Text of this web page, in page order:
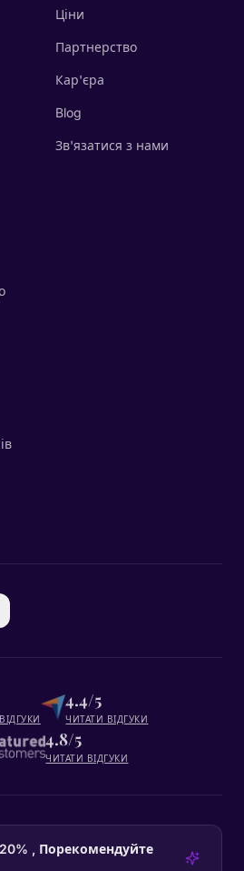
Ціни
Партнерство
Кар'єра
Blog
Зв'язатися з нами
4.4/5
ЧИТАТИ ВІДГУКИ
4.8/5
ЧИТАТИ ВІДГУКИ
, Порекомендуйте